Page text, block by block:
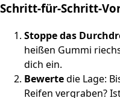
Stoppe das
heißen Gummi
dich ein.
Bewertedie Lage:
Reifen vergraben?